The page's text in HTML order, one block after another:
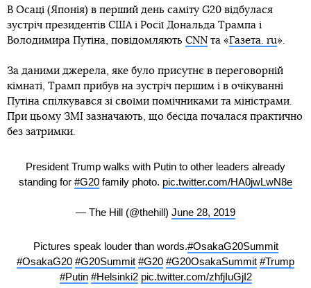
В Осаці (Японія) в перший день саміту G20 відбулася
зустріч президентів США і Росії Дональда Трампа і
Володимира Путіна, повідомляють СNN та «Газета. ru».
За даними джерела, яке було присутнє в переговорній
кімнаті, Трамп прибув на зустріч першим і в очікуванні
Путіна спілкувався зі своїми помічниками та міністрами.
При цьому ЗМІ зазначають, що бесіда почалася практично
без затримки.
President Trump walks with Putin to other leaders already
standing for #G20 family photo. pic.twitter.com/HA0jwLwN8e
— The Hill (@thehill) June 28, 2019
Pictures speak louder than words.#OsakaG20Summit
#OsakaG20 #G20Summit #G20 #G20OsakaSummit #Trump
#Putin #Helsinki2 pic.twitter.com/zhfjIuGjI2